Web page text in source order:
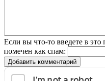
Если вы что-то введете в
помечен как спам:
Добавить комментарий